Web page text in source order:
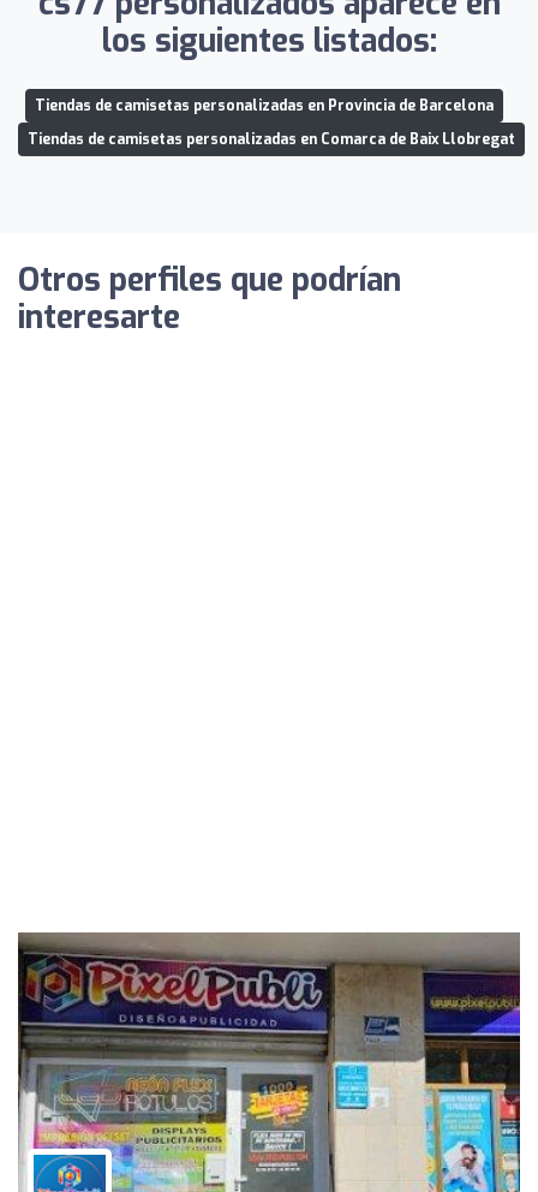
los siguientes listados:
Tiendas de camisetas personalizadas en Provincia de Barcelona
Tiendas de camisetas personalizadas en Comarca de Baix Llobregat
Otros perfiles que podrían
interesarte